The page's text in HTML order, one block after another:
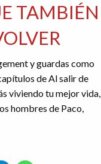
TAMBIÉN
y guardas como
de Al salir de
viviendo tu mejor vida,
hombres de Paco,